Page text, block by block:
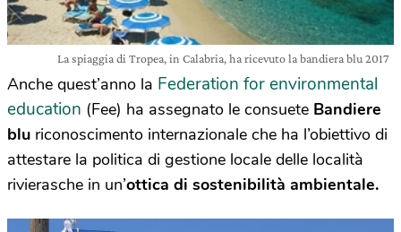
La spiaggia di Tropea, in Calabria, ha ricevuto la bandiera blu 2017
Anche quest’anno la Federation for environmental
education (Fee) ha assegnato le consuete Bandiere
blu riconoscimento internazionale che ha l’obiettivo di
attestare la politica di gestione locale delle località
rivierasche in un’ottica di sostenibilità ambientale.